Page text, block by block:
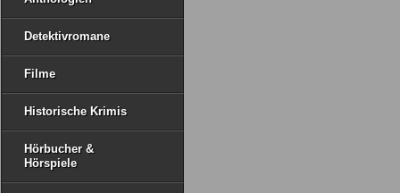
Detektivromane
Filme
Historische Krimis
Hörbucher &
Hörspiele